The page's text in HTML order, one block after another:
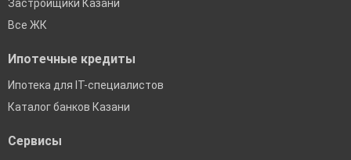
Застройщики Казани
Все ЖК
Ипотечные кредиты
Ипотека для IT-специалистов
Каталог банков Казани
Сервисы